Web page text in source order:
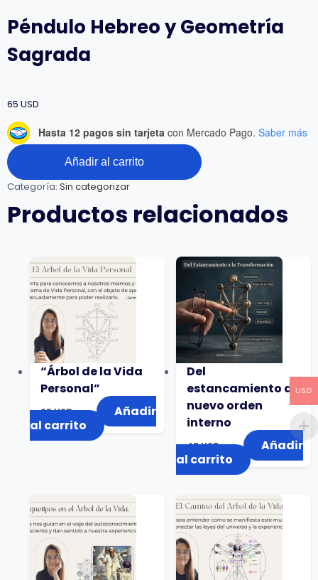
Péndulo Hebreo y Geometría
Sagrada
65 USD
Hasta 12 pagos sin tarjeta con Mercado Pago. Saber más
Péndulo
Hebreo
y
Geometría
Sagrada
cantidad
Añadir al carrito
Categoría: Sin categorizar
Productos relacionados
“Árbol de la Vida
Personal”
35USD
Añadir
al carrito
Del
estancamiento al
nuevo orden
interno
47USD
Añadir
al carrito
USD